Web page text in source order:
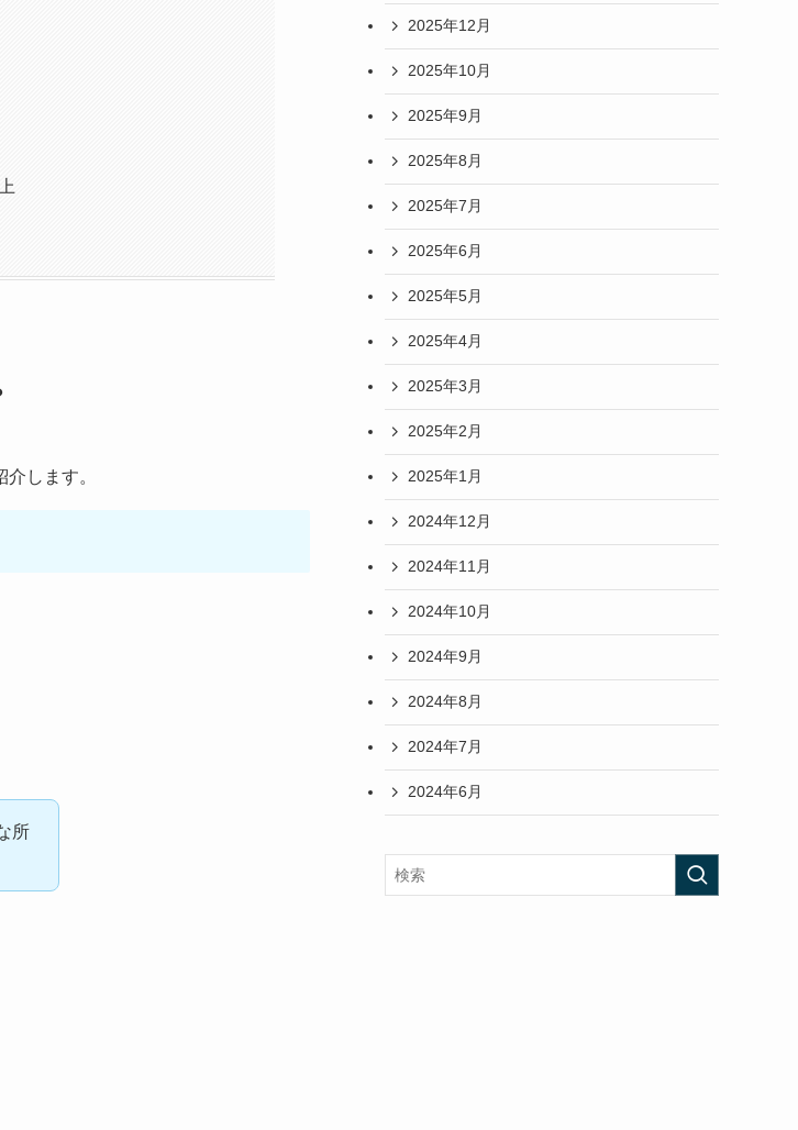
します。
所
2025年12月
2025年10月
2025年9月
2025年8月
2025年7月
2025年6月
2025年5月
2025年4月
2025年3月
2025年2月
2025年1月
2024年12月
2024年11月
2024年10月
2024年9月
2024年8月
2024年7月
2024年6月